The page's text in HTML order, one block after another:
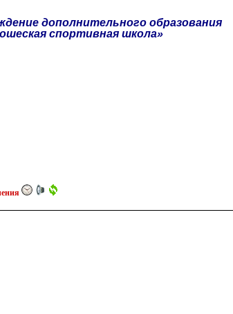
дополнительного образования
спортивная школа»